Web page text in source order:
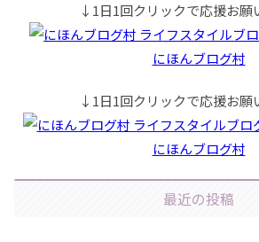
↓1日1回クリックで応援お願
にほんブログ村
↓1日1回クリックで応援お願
にほんブログ村
最近の投稿